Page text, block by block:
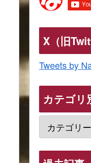
X（旧
Tweets by
カテゴリ